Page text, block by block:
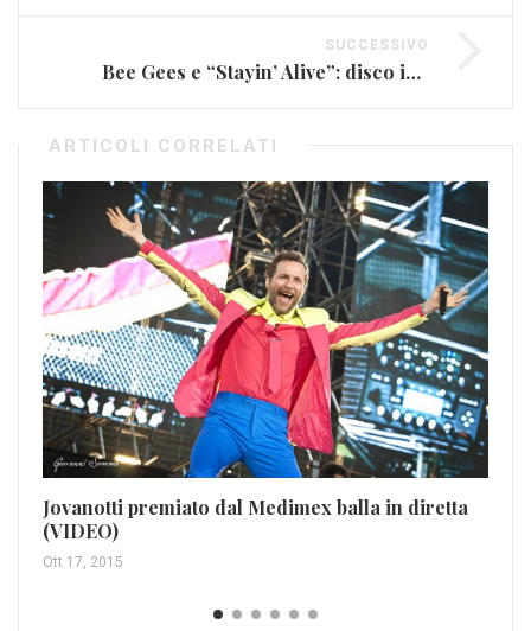
SUCCESSIVO
Bee Gees e “Stayin’ Alive”: disco immortale
ARTICOLI CORRELATI
Jovanotti premiato dal Medimex balla in diretta
(VIDEO)
Ott 17, 2015